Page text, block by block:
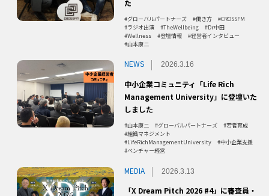
た
グローバルパートナーズ 働き方
CROSSFM
ラジオ出演
TheWellbeing
Dr中田
Wellness
登壇情報
経営者インタビュー
山本康二
NEWS 2026.3.16
中小企業コミュニティ「Life Rich
Management University」に登壇いた
しました
山本康二 グローバルパートナーズ
若者育成
組織マネジメント
LifeRichManagementUniversity
中小企業支援
ベンチャー経営
MEDIA 2026.3.13
「X Dream Pitch 2026 #4」に審査員・